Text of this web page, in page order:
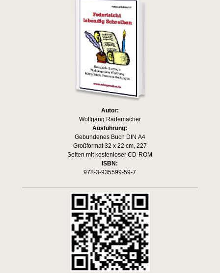
Autor:
Wolfgang Rademacher
Ausführung:
Gebundenes Buch DIN A4
Großformat 32 x 22 cm, 227
Seiten mit kostenloser CD-ROM
ISBN:
978-3-935599-59-7